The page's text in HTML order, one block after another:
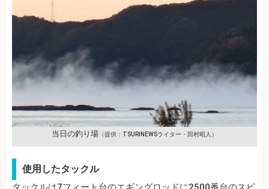
当日の釣り場 （提供：TSURINEWSライター・田村昭人）
使用したタックル